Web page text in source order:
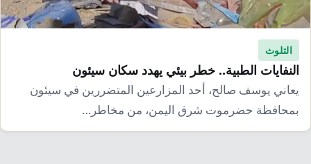
التلوث
النفايات الطبية.. خطر بيئي يهدد سكان سيئون
يعاني يوسف صالح، أحد المزارعين المتضررين في سيئون
بمحافظة حضرموت شرق اليمن، من مخاطر…